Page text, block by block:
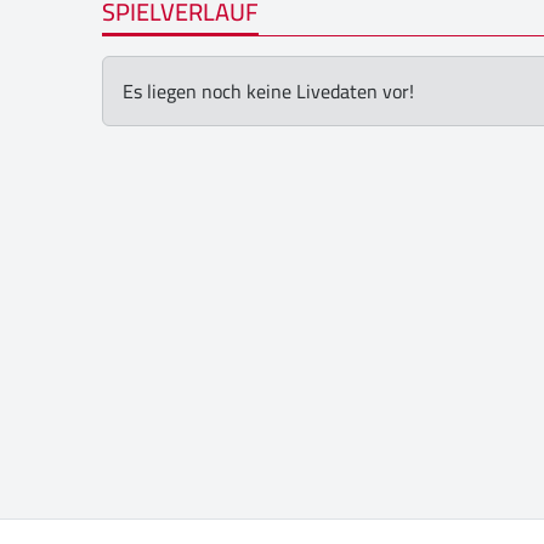
SPIELVERLAUF
Es liegen noch keine Livedaten vor!